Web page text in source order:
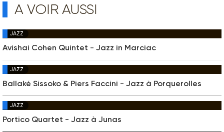
A VOIR AUSSI
JAZZ
Avishai Cohen Quintet - Jazz in Marciac
JAZZ
Ballaké Sissoko & Piers Faccini - Jazz à Porquerolles
JAZZ
Portico Quartet - Jazz à Junas